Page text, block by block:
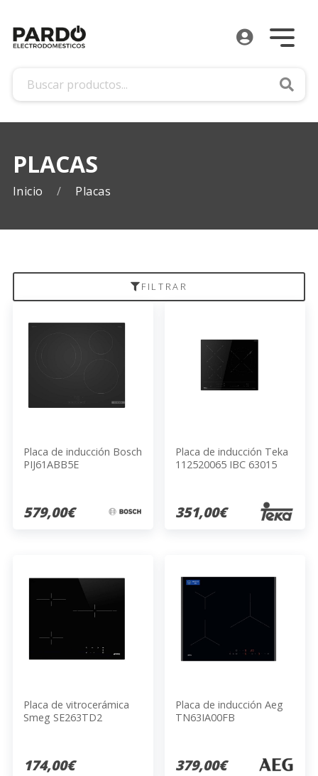
PLACAS
Inicio Placas
FILTRAR
Placa de inducción Bosch
PIJ61ABB5E
579,00€
Placa de inducción Teka
112520065 IBC 63015
351,00€
Placa de vitrocerámica
Smeg SE263TD2
174,00€
Placa de inducción Aeg
TN63IA00FB
379,00€